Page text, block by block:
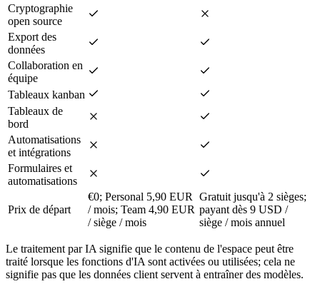
Cryptographie
open source
Export des
données
Collaboration en
équipe
Tableaux kanban
Tableaux de
bord
Automatisations
et intégrations
Formulaires et
automatisations
Prix de départ
€0; Personal 5,90 EUR
/ mois; Team 4,90 EUR
/ siège / mois
Gratuit jusqu'à 2 sièges;
payant dès 9 USD /
siège / mois annuel
Le traitement par IA signifie que le contenu de l'espace peut être
traité lorsque les fonctions d'IA sont activées ou utilisées; cela ne
signifie pas que les données client servent à entraîner des modèles.